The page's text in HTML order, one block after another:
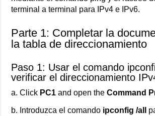
terminal a terminal para IPv4 e IPv6.
Parte 1: Completar la
la tabla de direccionamiento
Paso 1: Usar el comando
verificar el direccionamiento
a. Click PC1 and open theCommand
b. Introduzca el comando ipconfig /all